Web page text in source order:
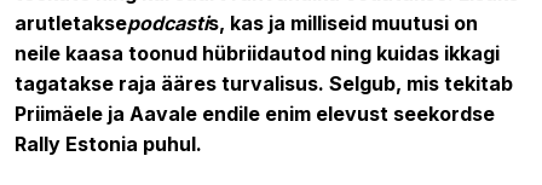
arutletaksepodcastis, kas ja milliseid muutusi on
neile kaasa toonud hübriidautod ning kuidas ikkagi
tagatakse raja ääres turvalisus. Selgub, mis tekitab
Priimäele ja Aavale endile enim elevust seekordse
Rally Estonia puhul.